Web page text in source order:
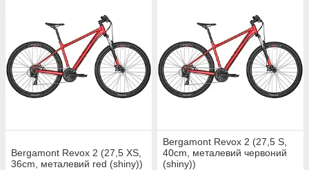
Bergamont Revox 2 (27,5 XS,
36cm, металевий red (shiny))
Bergamont Revox 2 (27,5 S,
40cm, металевий червоний
(shiny))